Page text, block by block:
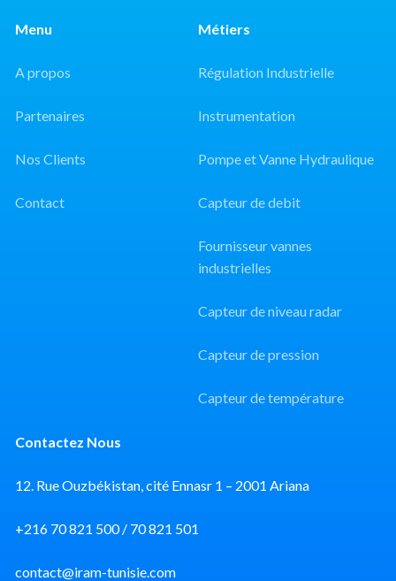
Menu
A propos
Partenaires
Nos Clients
Contact
Métiers
Régulation Industrielle
Instrumentation
Pompe et Vanne Hydraulique
Capteur de debit
Fournisseur vannes
industrielles
Capteur de niveau radar
Capteur de pression
Capteur de température
Contactez Nous
12. Rue Ouzbékistan, cité Ennasr 1 – 2001 Ariana
+216 70 821 500 / 70 821 501
contact@iram-tunisie.com